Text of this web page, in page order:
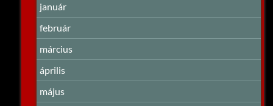
január
február
március
április
május